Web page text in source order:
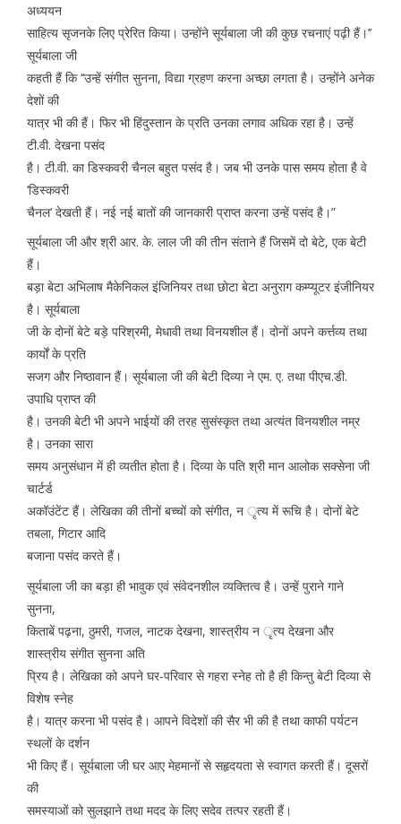
अध्ययन
साहित्य सृजनके लिए प्रेरित किया। उन्होंने सूर्यबाला जी की कुछ रचनाएं पढ़ी हैं।’’
सूर्यबाला जी
कहती हैं कि ‘‘उन्हें संगीत सुनना, विद्या ग्रहण करना अच्छा लगता है। उन्होंने अनेक
देशों की
यात्र भी की हैं। फिर भी हिंदुस्तान के प्रति उनका लगाव अधिक रहा है। उन्हें
टी.वी. देखना पसंद
है। टी.वी. का डिस्कवरी चैनल बहुत पसंद है। जब भी उनके पास समय होता है वे
‘डिस्कवरी
चैनल’ देखती हैं। नई नई बातों की जानकारी प्राप्त करना उन्हें पसंद है।”
सूर्यबाला जी और श्री आर. के. लाल जी की तीन संताने हैं जिसमें दो बेटे, एक बेटी
हैं।
बड़ा बेटा अभिलाष मैकेनिकल इंजिनियर तथा छोटा बेटा अनुराग कम्प्यूटर इंजीनियर
है। सूर्यबाला
जी के दोनों बेटे बड़े परिश्रमी, मेधावी तथा विनयशील हैं। दोनों अपने कर्त्तव्य तथा
कार्यों के प्रति
सजग और निष्ठावान हैं। सूर्यबाला जी की बेटी दिव्या ने एम. ए. तथा पीएच.डी.
उपाधि प्राप्त की
है। उनकी बेटी भी अपने भाईयों की तरह सुसंस्कृत तथा अत्यंत विनयशील नम्र
है। उनका सारा
समय अनुसंधान में ही व्यतीत होता है। दिव्या के पति श्री मान आलोक सक्सेना जी
चार्टर्ड
अकॉउंटेंट हैं। लेखिका की तीनों बच्चों को संगीत, न ृत्य में रूचि है। दोनों बेटे
तबला, गिटार आदि
बजाना पसंद करते हैं।
सूर्यबाला जी का बड़ा ही भावुक एवं संवेदनशील व्यक्तित्व है। उन्हें पुराने गाने
सुनना,
किताबें पढ़ना, ठुमरी, गजल, नाटक देखना, शास्त्रीय न ृत्य देखना और
शास्त्रीय संगीत सुनना अति
प्रिय है। लेखिका को अपने घर-परिवार से गहरा स्नेह तो है ही किन्तु बेटी दिव्या से
विशेष स्नेह
है। यात्र करना भी पसंद है। आपने विदेशों की सैर भी की है तथा काफी पर्यटन
स्थलों के दर्शन
भी किए हैं। सूर्यबाला जी घर आए मेहमानों से सहृदयता से स्वागत करती हैं। दूसरों
की
समस्याओं को सुलझाने तथा मदद के लिए सदेव तत्पर रहती हैं।